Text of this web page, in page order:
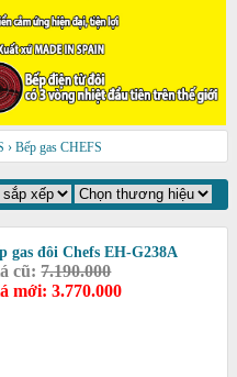
› Bếp gas CHEFS
gas đôi Chefs EH-G238A
cũ:7.190.000
mới: 3.770.000